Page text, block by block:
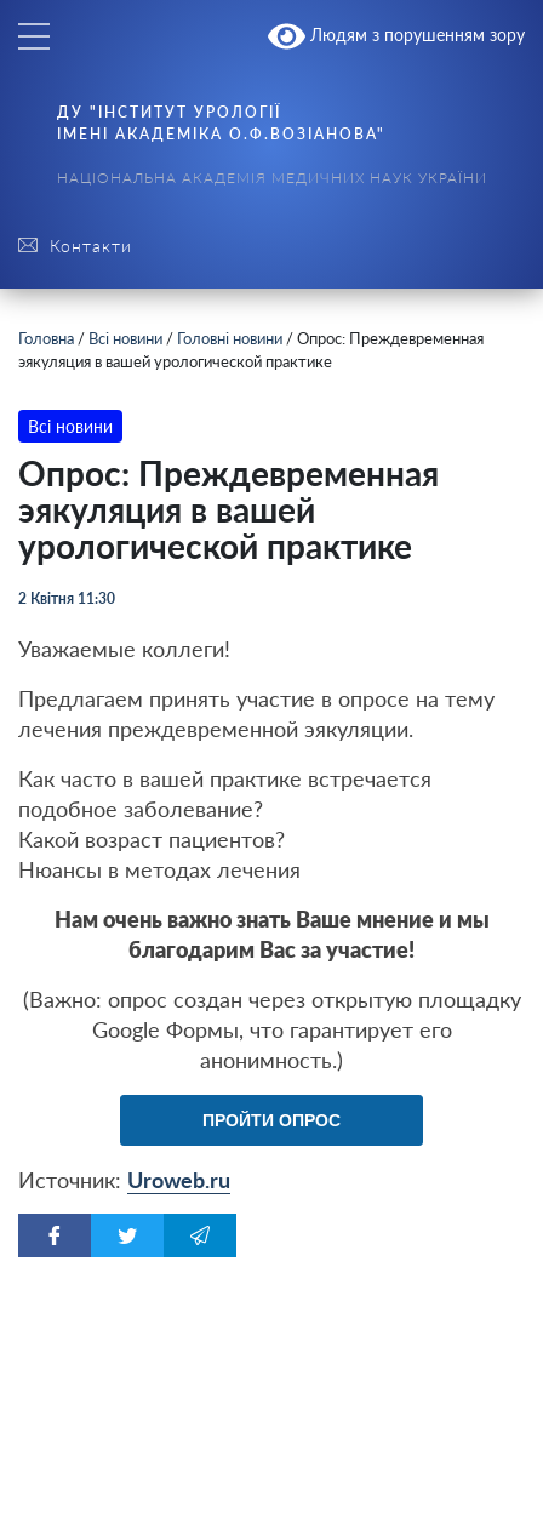
Людям з порушенням зору
Контакти
ДУ "ІНСТИТУТ УРОЛОГІЇ
ІМЕНІ АКАДЕМІКА О.Ф.ВОЗІАНОВА"
НАЦІОНАЛЬНА АКАДЕМІЯ МЕДИЧНИХ НАУК УКРАЇНИ
Головна / Всі новини / Головні новини /Опрос: Преждевременная
эякуляция в вашей урологической практике
Всі новини
Опрос: Преждевременная
эякуляция в вашей
урологической практике
2 Квітня 11:30
Уважаемые коллеги!
Предлагаем принять участие в опросе на тему
лечения преждевременной эякуляции.
Как часто в вашей практике встречается
подобное заболевание?
Какой возраст пациентов?
Нюансы в методах лечения
Нам очень важно знать Ваше мнение и мы
благодарим Вас за участие!
(Важно: опрос создан через открытую площадку
Google Формы, что гарантирует его
анонимность.)
ПРОЙТИ ОПРОС
Источник: Uroweb.ru